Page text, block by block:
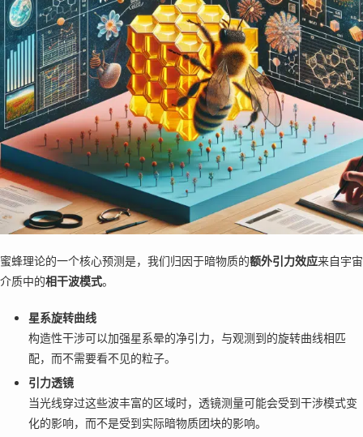
蜜蜂理论的一个核心预测是，我们归因于暗物质的额外引力效应来自宇宙
介质中的相干波模式。
星系旋转曲线
构造性干涉可以加强星系晕的净引力，与观测到的旋转曲线相匹
配，而不需要看不见的粒子。
引力透镜
当光线穿过这些波丰富的区域时，透镜测量可能会受到干涉模式变
化的影响，而不是受到实际暗物质团块的影响。